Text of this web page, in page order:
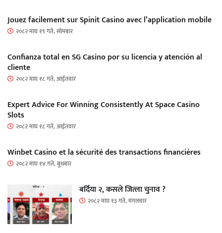
Jouez facilement sur Spinit Casino avec l’application mobile
२०८२ माघ १९ गते, सोमबार
Confianza total en SG Casino por su licencia y atención al
cliente
२०८२ माघ १८ गते, आईतवार
Expert Advice For Winning Consistently At Space Casino
Slots
२०८२ माघ १८ गते, आईतवार
Winbet Casino et la sécurité des transactions financières
२०८२ माघ १४ गते, बुधबार
बर्दिया २, कसले जित्ला चुनाव ?
२०८२ माघ १३ गते, मंगलवार